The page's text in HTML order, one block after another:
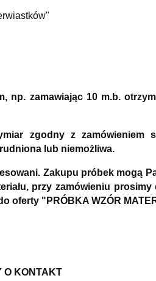
np. zamawiając 10 m.b.
zgodny z zamówieniem
lub niemożliwa.
Zakupu próbek mogą
przy zamówieniu prosimy
oferty "PRÓBKA WZÓR
O KONTAKT